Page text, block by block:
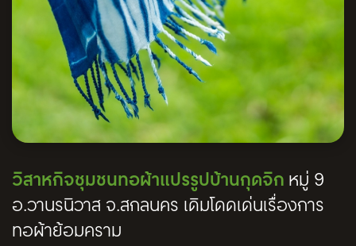
วิสาหกิจชุมชนทอผ้าแปรรูปบ้านกุดจิก หมู่ 9
อ.วานรนิวาส จ.สกลนคร เดิมโดดเด่นเรื่องการ
ทอผ้าย้อมคราม